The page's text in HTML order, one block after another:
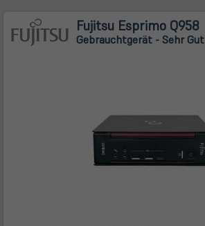
Fujitsu Esprimo Q958
Gebrauchtgerät - Sehr Gut